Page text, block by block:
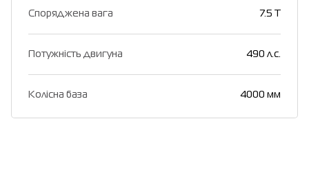
Споряджена вага 7.5 T
Потужність двигуна 490 л.с.
Колісна база 4000 мм